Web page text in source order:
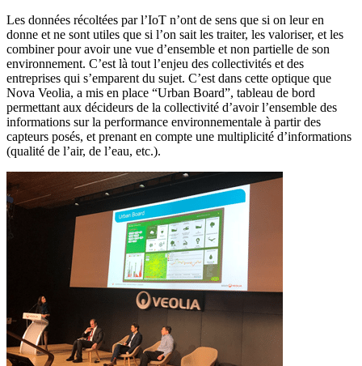
Les données récoltées par l’IoT n’ont de sens que si on leur en
donne et ne sont utiles que si l’on sait les traiter, les valoriser, et les
combiner pour avoir une vue d’ensemble et non partielle de son
environnement. C’est là tout l’enjeu des collectivités et des
entreprises qui s’emparent du sujet. C’est dans cette optique que
Nova Veolia, a mis en place “Urban Board”, tableau de bord
permettant aux décideurs de la collectivité d’avoir l’ensemble des
informations sur la performance environnementale à partir des
capteurs posés, et prenant en compte une multiplicité d’informations
(qualité de l’air, de l’eau, etc.).